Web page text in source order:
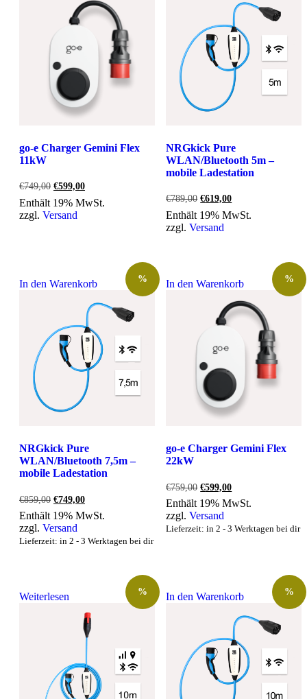
go-e Charger Gemini Flex
11kW
€749,00 Ursprünglicher
Preis
war:
€749,00
€599,00Aktueller
Preis
ist:
Enthält 19% MwSt.
zzgl. Versand
NRGkick Pure
WLAN/Bluetooth 5m –
mobile Ladestation
€789,00 Ursprünglicher
Preis
war:
€789,00
€619,00Aktueller
Preis
ist:
Enthält 19% MwSt.
zzgl.Versand
In den Warenkorb %
NRGkick Pure
WLAN/Bluetooth 7,5m –
mobile Ladestation
€859,00 Ursprünglicher
Preis
war:
€859,00
€749,00Aktueller
Preis
ist:
Enthält 19% MwSt.
zzgl. Versand
Lieferzeit: in 2 - 3 Werktagen bei dir
In den Warenkorb %
go-e Charger Gemini Flex
22kW
€759,00 Ursprünglicher
Preis
war:
€759,00
€599,00Aktueller
Preis
ist:
Enthält 19% MwSt.
zzgl.Versand
Lieferzeit: in 2 - 3 Werktagen bei dir
Weiterlesen % In den Warenkorb %